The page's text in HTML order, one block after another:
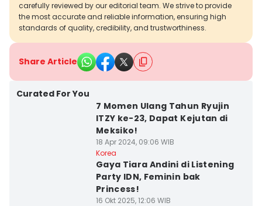
carefully reviewed by our editorial team. We strive to provide
the most accurate and reliable information, ensuring high
standards of quality, credibility, and trustworthiness.
Share Article
Curated For You
7 Momen Ulang Tahun Ryujin
ITZY ke-23, Dapat Kejutan di
Meksiko!
18 Apr 2024, 09:06 WIB
Korea
Gaya Tiara Andini di Listening
Party IDN, Feminin bak
Princess!
16 Okt 2025, 12:06 WIB